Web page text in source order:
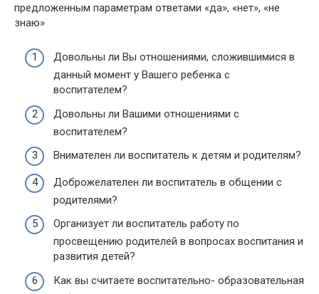
предложенным параметрам ответами «да», «нет», «не
знаю»
Довольны ли Вы отношениями, сложившимися в
данный момент у Вашего ребенка с
воспитателем?
Довольны ли Вашими отношениями с
воспитателем?
Внимателен ли воспитатель к детям и родителям?
Доброжелателен ли воспитатель в общении с
родителями?
Организует ли воспитатель работу по
просвещению родителей в вопросах воспитания и
развития детей?
Как вы считаете воспитательно- образовательная